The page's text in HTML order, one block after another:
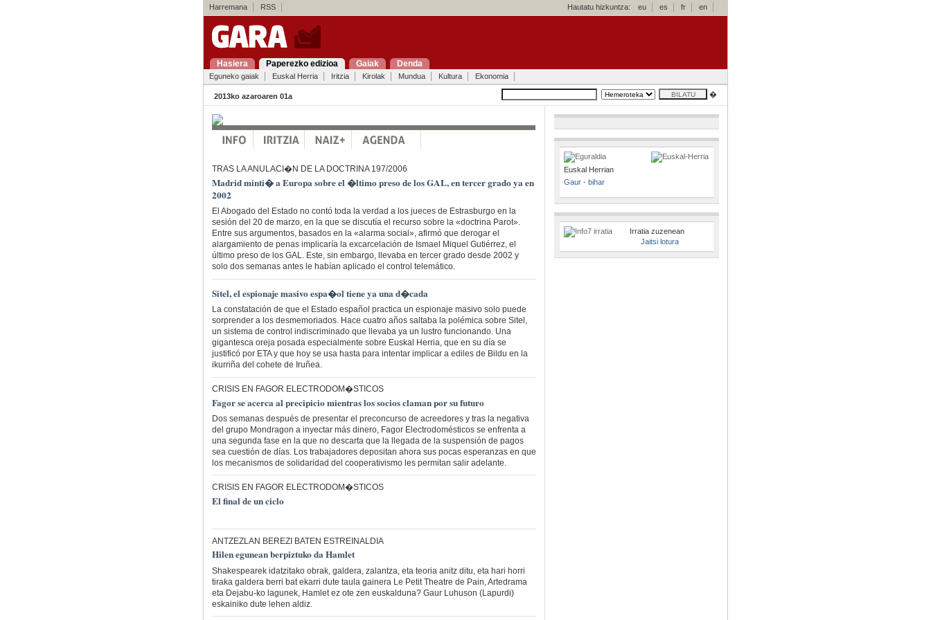
Harremana RSS Hautatu hizkuntza: eu es fr en
Hasiera Paperezko edizioa Gaiak Denda
Eguneko gaiak Euskal Herria Iritzia Kirolak Mundua Kultura Ekonomia
2013ko azaroaren 01a �
TRAS LA ANULACI�N DE LA DOCTRINA 197/2006
Madrid minti� a Europa sobre el �ltimo preso de los GAL, en tercer grado ya en
2002
El Abogado del Estado no contó toda la verdad a los jueces de Estrasburgo en la
sesión del 20 de marzo, en la que se discutía el recurso sobre la «doctrina Parot».
Entre sus argumentos, basados en la «alarma social», afirmó que derogar el
alargamiento de penas implicaría la excarcelación de Ismael Miquel Gutiérrez, el
último preso de los GAL. Este, sin embargo, llevaba en tercer grado desde 2002 y
solo dos semanas antes le habían aplicado el control telemático.
Sitel, el espionaje masivo espa�ol tiene ya una d�cada
La constatación de que el Estado español practica un espionaje masivo solo puede
sorprender a los desmemoriados. Hace cuatro años saltaba la polémica sobre Sitel,
un sistema de control indiscriminado que llevaba ya un lustro funcionando. Una
gigantesca oreja posada especialmente sobre Euskal Herria, que en su día se
justificó por ETA y que hoy se usa hasta para intentar implicar a ediles de Bildu en la
ikurriña del cohete de Iruñea.
CRISIS EN FAGOR ELECTRODOM�STICOS
Fagor se acerca al precipicio mientras los socios claman por su futuro
Dos semanas después de presentar el preconcurso de acreedores y tras la negativa
del grupo Mondragon a inyectar más dinero, Fagor Electrodomésticos se enfrenta a
una segunda fase en la que no descarta que la llegada de la suspensión de pagos
sea cuestión de días. Los trabajadores depositan ahora sus pocas esperanzas en que
los mecanismos de solidaridad del cooperativismo les permitan salir adelante.
CRISIS EN FAGOR ELECTRODOM�STICOS
El final de un ciclo
ANTZEZLAN BEREZI BATEN ESTREINALDIA
Hilen egunean berpiztuko da Hamlet
Shakespearek idatzitako obrak, galdera, zalantza, eta teoria anitz ditu, eta hari horri
tiraka galdera berri bat ekarri dute taula gainera Le Petit Theatre de Pain, Artedrama
eta Dejabu-ko lagunek, Hamlet ez ote zen euskalduna? Gaur Luhuson (Lapurdi)
eskainiko dute lehen aldiz.
Euskal Herrian
Gaur - bihar
Irratia zuzenean
Jaitsi lotura